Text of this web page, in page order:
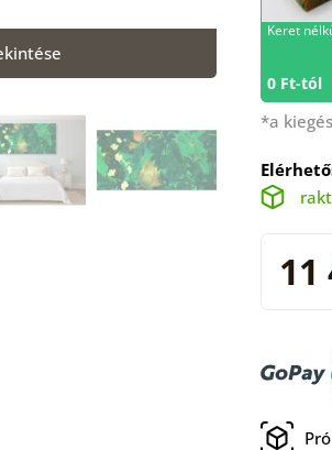
Keret
0 Ft-tól
*a
11